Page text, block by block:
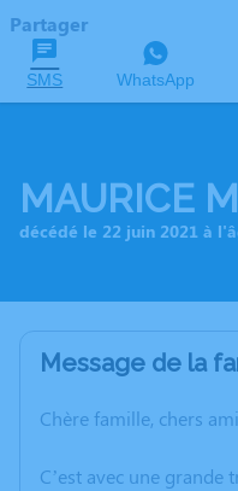
Partager
SMS WhatsApp
MAURICE
décédé le 22 juin 2021 à
Message de la
Chère famille, chers
C’est avec une grande